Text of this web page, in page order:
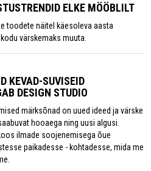
ELKE MÖÖBLILT
toodete näitel käesoleva aasta
värskemaks muuta.
KEVAD-SUVISEID
DESIGN STUDIO
märksõnad on uued ideed ja värske
hooaega ning uusi algusi.
ilmade soojenemisega õue
paikadesse - kohtadesse, mida me